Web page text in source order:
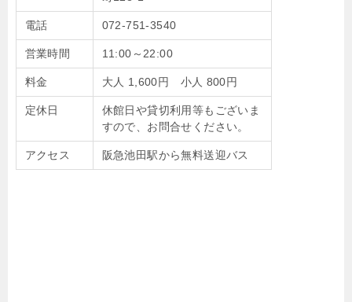
電話 072-751-3540
営業時間 11:00～22:00
料金 大人 1,600円 小人 800円
定休日
休館日や貸切利用等もございま
すので、お問合せください。
アクセス 阪急池田駅から無料送迎バス